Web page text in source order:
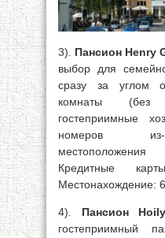
3). Пансион Henry
выбор для
сразу за углом
комнаты (без
гостеприимные
номеров из-
Кредитные
Местонахождение:
4). Пансион
гостеприимный